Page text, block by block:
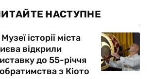
НАСТУПНЕ
історії міста
відкрили
до 55-річчя
з Кіото